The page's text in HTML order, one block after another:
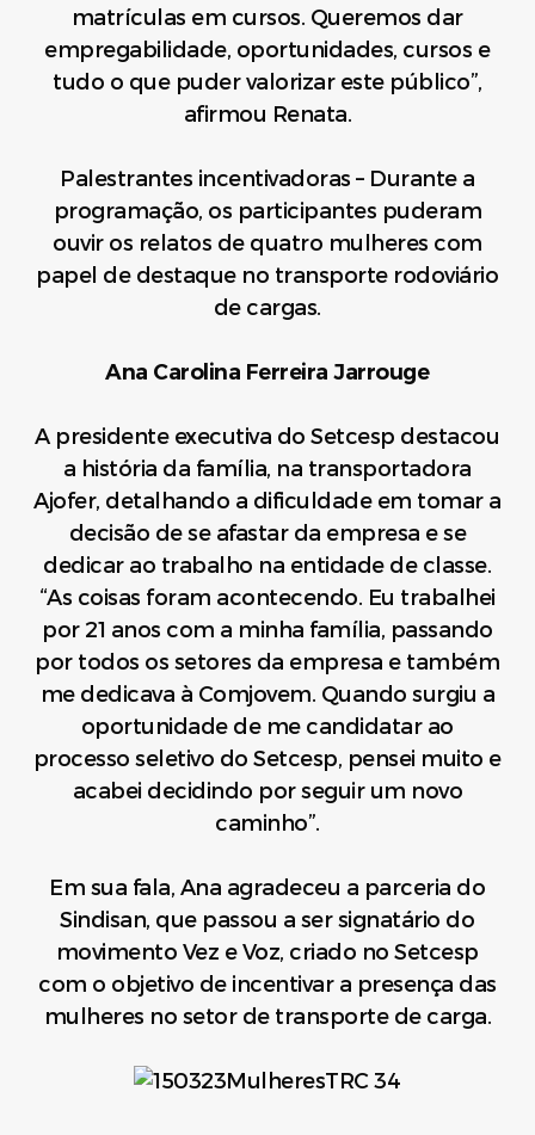
matrículas em cursos. Queremos dar
empregabilidade, oportunidades, cursos e
tudo o que puder valorizar este público”,
afirmou Renata.
Palestrantes incentivadoras – Durante a
programação, os participantes puderam
ouvir os relatos de quatro mulheres com
papel de destaque no transporte rodoviário
de cargas.
Ana Carolina Ferreira Jarrouge
A presidente executiva do Setcesp destacou
a história da família, na transportadora
Ajofer, detalhando a dificuldade em tomar a
decisão de se afastar da empresa e se
dedicar ao trabalho na entidade de classe.
“As coisas foram acontecendo. Eu trabalhei
por 21 anos com a minha família, passando
por todos os setores da empresa e também
me dedicava à Comjovem. Quando surgiu a
oportunidade de me candidatar ao
processo seletivo do Setcesp, pensei muito e
acabei decidindo por seguir um novo
caminho”.
Em sua fala, Ana agradeceu a parceria do
Sindisan, que passou a ser signatário do
movimento Vez e Voz, criado no Setcesp
com o objetivo de incentivar a presença das
mulheres no setor de transporte de carga.